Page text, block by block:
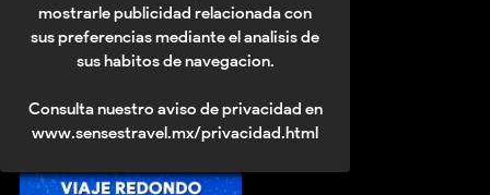
mostrarle publicidad relacionada con
sus preferencias mediante el analisis de
sus habitos de navegacion.
Consulta nuestro aviso de privacidad en
www.sensestravel.mx/privacidad.html